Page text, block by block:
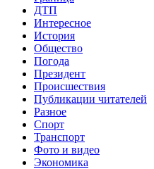
ДТП
Интересное
История
Общество
Погода
Президент
Происшествия
Публикации читателей
Разное
Спорт
Транспорт
Фото и видео
Экономика